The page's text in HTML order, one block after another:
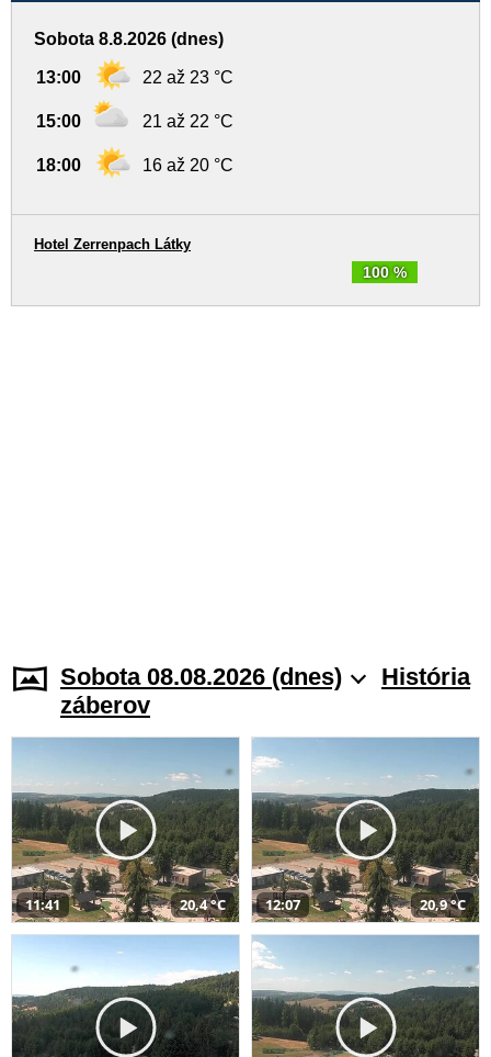
Sobota 8.8.2026 (dnes)
13:00 22 až 23 °C
15:00 21 až 22 °C
18:00 16 až 20 °C
100 %
Hotel Zerrenpach Látky
Sobota 08.08.2026 (dnes)
História
záberov
11:41 20,4 °C 12:07 20,9 °C